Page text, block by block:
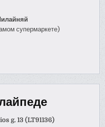
супермаркете)
g. 13 (LT91136)